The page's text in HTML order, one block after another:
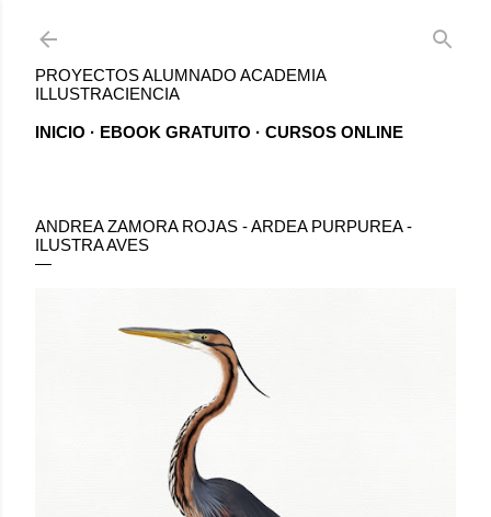
PROYECTOS ALUMNADO ACADEMIA
ILLUSTRACIENCIA
INICIO EBOOK GRATUITO CURSOS ONLINE
ANDREA ZAMORA ROJAS - ARDEA PURPUREA -
ILUSTRA AVES